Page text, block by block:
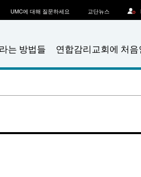
는 방법들 연합감리교회에 처음
UMC에 대해 질문하세요 교단뉴스